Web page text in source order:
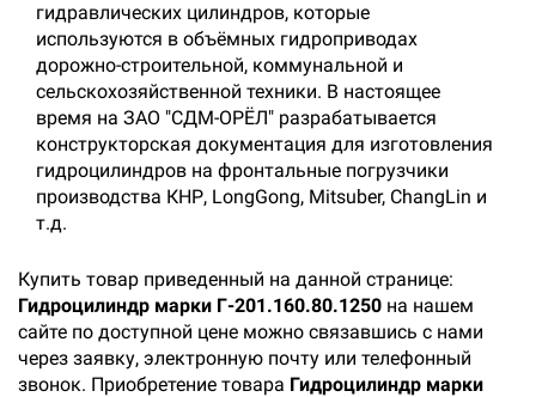
гидравлических цилиндров, которые
используются в объёмных гидроприводах
дорожно-строительной, коммунальной и
сельскохозяйственной техники. В настоящее
время на ЗАО "СДМ-ОРЁЛ" разрабатывается
конструкторская документация для изготовления
гидроцилиндров на фронтальные погрузчики
производства КНР, LongGong, Мitsuber, ChangLin и
т.д.
Купить товар приведенный на данной странице:
Гидроцилиндр марки Г-201.160.80.1250 на нашем
сайте по доступной цене можно связавшись с нами
через заявку, электронную почту или телефонный
звонок. Приобретение товара Гидроцилиндр марки